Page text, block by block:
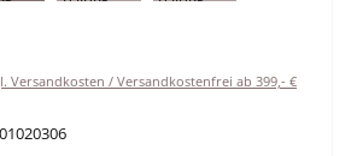
Versandkosten / Versandkostenfrei ab 399,- €
01020306